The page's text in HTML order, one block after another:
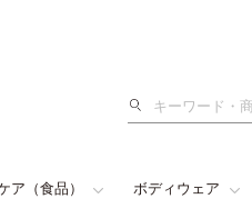
検
ア（食品） ボディウェア